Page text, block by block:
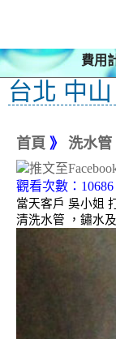
費用
台北 中
首頁 》 洗水管
觀看次數：10686
當天客戶 吳小姐
清洗水管 ，鏽水